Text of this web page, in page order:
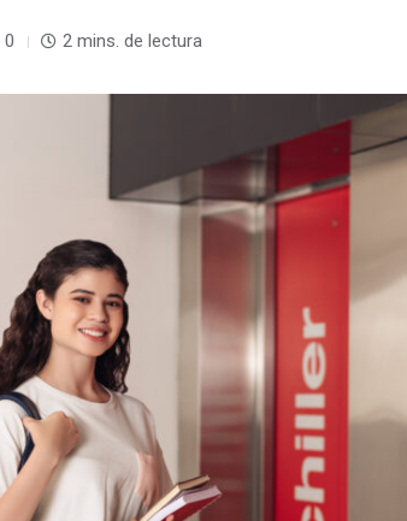
0 2 mins. de lectura